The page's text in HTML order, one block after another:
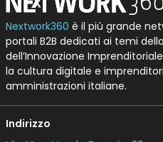
Nextwork360 è il più grande
portali B2B dedicati ai temi
dell’Innovazione
la cultura digitale e
amministrazioni italiane.
Indirizzo